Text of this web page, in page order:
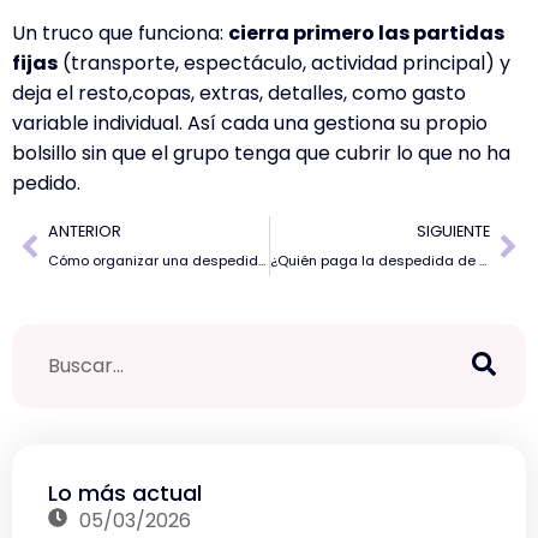
Un truco que funciona: cierra primero las partidas
fijas (transporte, espectáculo, actividad principal) y
deja el resto,copas, extras, detalles, como gasto
variable individual. Así cada una gestiona su propio
bolsillo sin que el grupo tenga que cubrir lo que no ha
pedido.
ANTERIOR
Cómo organizar una despedida de soltera en Valencia inolvidable
SIGUIENTE
¿Quién paga la despedida de soltera? Lo que debes saber
Lo más actual
05/03/2026